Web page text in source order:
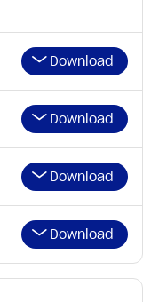
Download
Download
Download
Download